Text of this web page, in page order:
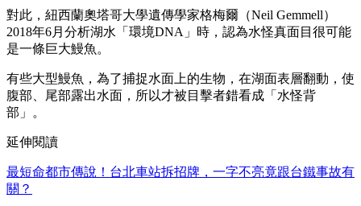
對此，紐西蘭奧塔哥大學遺傳學家格梅爾（Neil Gemmell）
2018年6月分析湖水「環境DNA」時，認為水怪真面目很可能
是一條巨大鰻魚。
有些大型鰻魚，為了捕捉水面上的生物，在湖面表層翻動，使
腹部、尾部露出水面，所以才被目擊者錯看成「水怪背
部」。
延伸閱讀
最短命都市傳說！台北車站拆招牌，一字不亮竟跟台鐵事故有
關？